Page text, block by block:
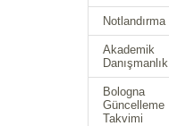
Notlandırma
Akademik
Danışmanlık
Bologna
Güncelleme
Takvimi